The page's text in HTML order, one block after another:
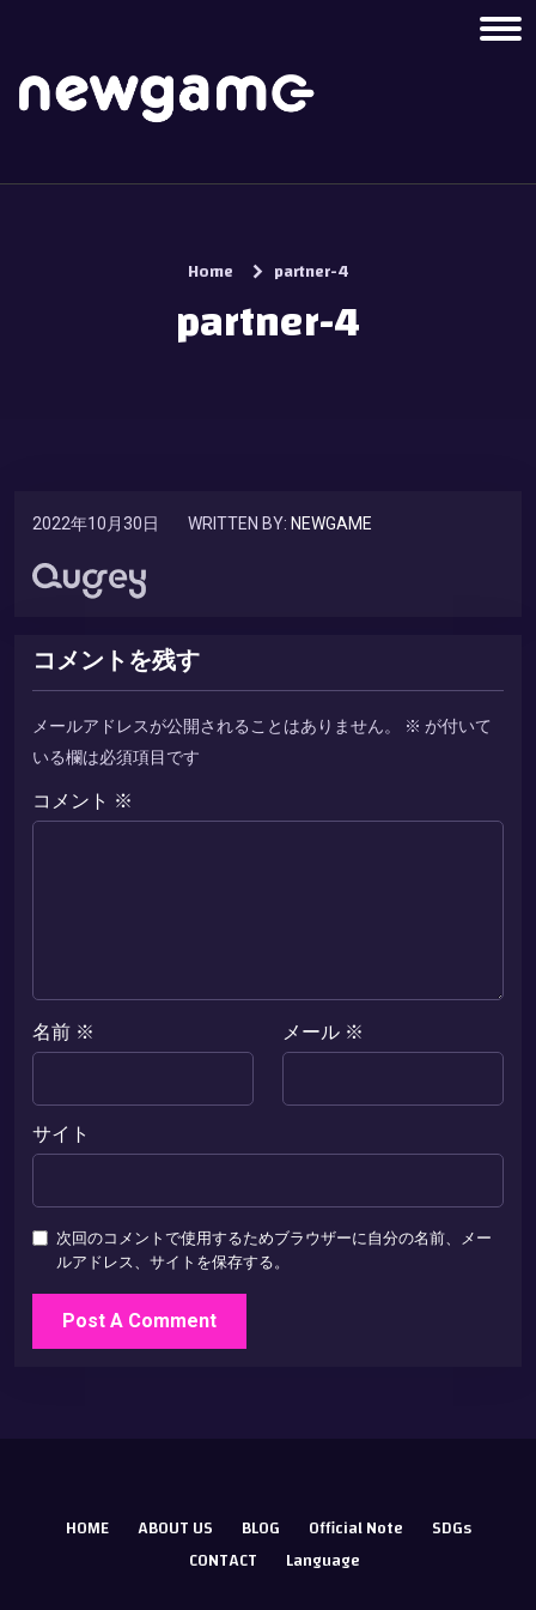
Home partner-4
partner-4
2022年10月30日 WRITTEN BY: NEWGAME
コメントを残す
メールアドレスが公開されることはありません。 ※ が付いて
いる欄は必須項目です
コメント ※
名前 ※ メール ※
サイト
次回のコメントで使用するためブラウザーに自分の名前、メー
ルアドレス、サイトを保存する。
HOME ABOUT US BLOG Official Note
SDGs
CONTACT
Language